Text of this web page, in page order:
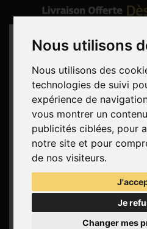
Nous utilisons
Nous utilisons des
technologies de suivi
expérience de
vous montrer un
publicités ciblées, pour
notre site et pour
de nos visiteurs.
Je
Changer mes
Rechercher
Panier(vide)
Aucun produit
Livraison gratuite !
Livraison